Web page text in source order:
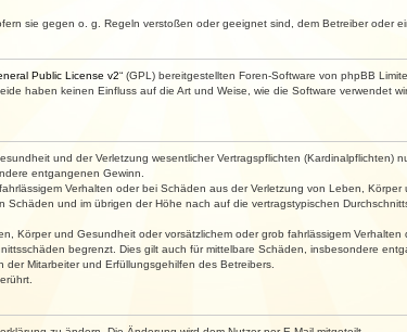
sie gegen o. g. Regeln verstoßen oder geeignet sind, dem Betreiber oder
Public License v2“ (GPL) bereitgestellten Foren-Software von phpBB
haben keinen Einfluss auf die Art und Weise, wie die Software verwendet
und der Verletzung wesentlicher Vertragspflichten (Kardinalpflichten)
entgangenen Gewinn.
Verhalten oder bei Schäden aus der Verletzung von Leben,
Schäden und im übrigen der Höhe nach auf die vertragstypischen
Körper und Gesundheit oder vorsätzlichem oder grob fahrlässigem
begrenzt. Dies gilt auch für mittelbare Schäden, insbesondere
Mitarbeiter und Erfüllungsgehilfen des Betreibers.